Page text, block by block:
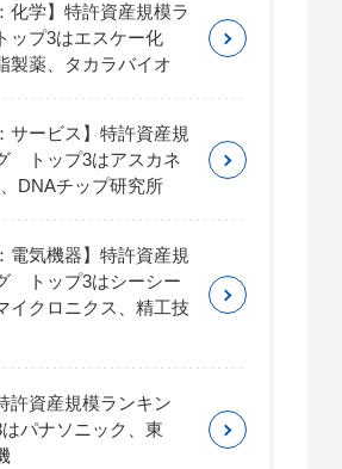
化学】特許資産規模ラ
プ3はエスケー化
製薬、タカラバイオ
サービス】特許資産規
トップ3はアスカネ
DNAチップ研究所
電気機器】特許資産規
トップ3はシーシー
イクロニクス、精工技
許資産規模ランキン
パナソニック、東